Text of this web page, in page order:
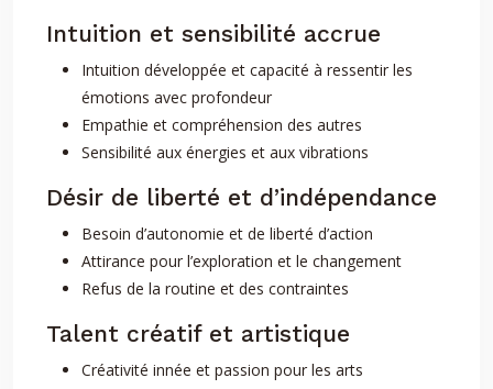
Intuition et sensibilité accrue
Intuition développée et capacité à ressentir les
émotions avec profondeur
Empathie et compréhension des autres
Sensibilité aux énergies et aux vibrations
Désir de liberté et d’indépendance
Besoin d’autonomie et de liberté d’action
Attirance pour l’exploration et le changement
Refus de la routine et des contraintes
Talent créatif et artistique
Créativité innée et passion pour les arts